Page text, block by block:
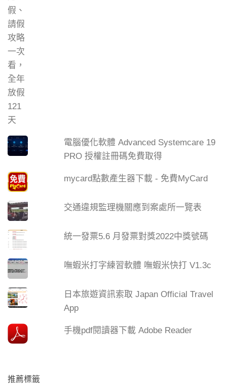
電腦優化軟體 Advanced Systemcare 19
PRO 授權註冊碼免費取得
mycard點數產生器下載 - 免費MyCard
交通違規監理機關應到案處所一覽表
統一發票5.6 月發票對獎2022中獎號碼
嘸蝦米打字練習軟體 嘸蝦米快打 V1.3c
日本旅遊資訊索取 Japan Official Travel
App
手機pdf閱讀器下載 Adobe Reader
推薦標籤